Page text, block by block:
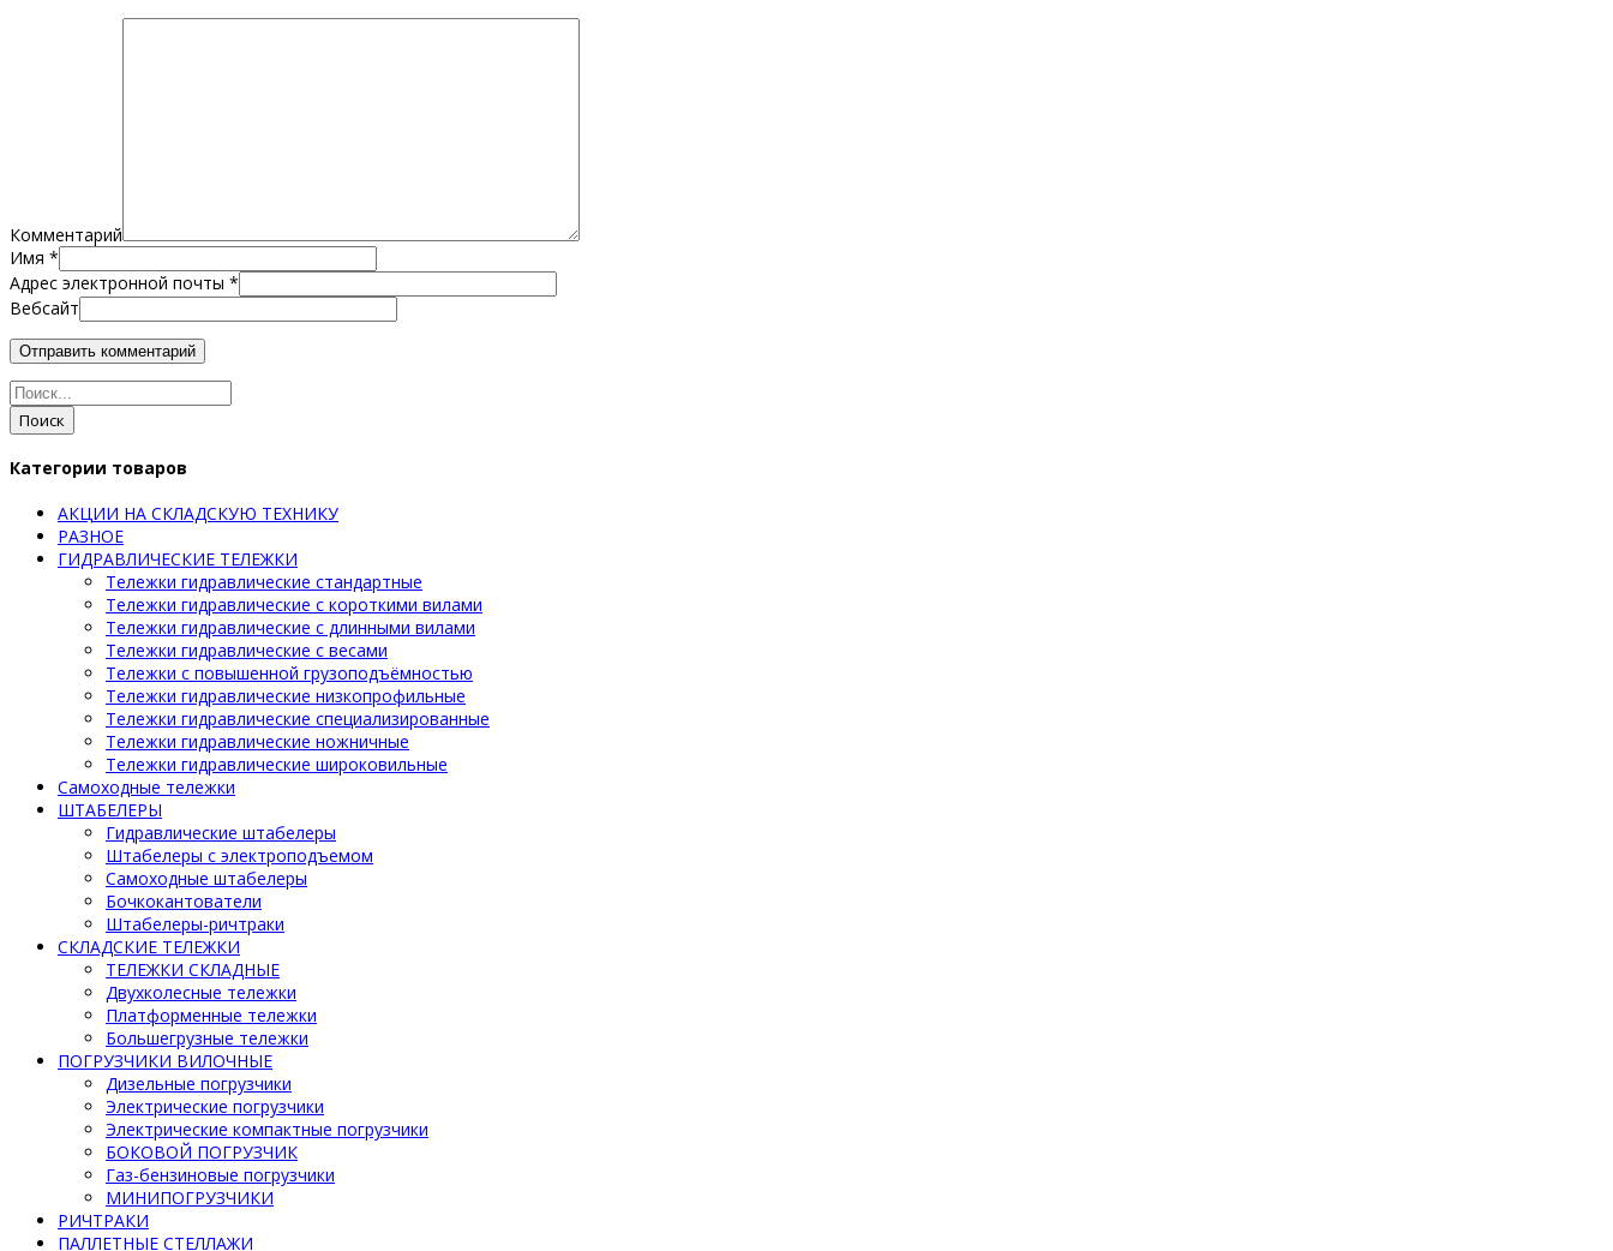
Комментарий
Имя *
Адрес электронной почты *
Вебсайт
Поиск
Категории товаров
АКЦИИ НА СКЛАДСКУЮ ТЕХНИКУ
РАЗНОЕ
ГИДРАВЛИЧЕСКИЕ ТЕЛЕЖКИ
Тележки гидравлические стандартные
Тележки гидравлические с короткими вилами
Тележки гидравлические с длинными вилами
Тележки гидравлические с весами
Тележки с повышенной грузоподъёмностью
Тележки гидравлические низкопрофильные
Тележки гидравлические специализированные
Тележки гидравлические ножничные
Тележки гидравлические широковильные
Самоходные тележки
ШТАБЕЛЕРЫ
Гидравлические штабелеры
Штабелеры с электроподъемом
Самоходные штабелеры
Бочкокантователи
Штабелеры-ричтраки
СКЛАДСКИЕ ТЕЛЕЖКИ
ТЕЛЕЖКИ СКЛАДНЫЕ
Двухколесные тележки
Платформенные тележки
Большегрузные тележки
ПОГРУЗЧИКИ ВИЛОЧНЫЕ
Дизельные погрузчики
Электрические погрузчики
Электрические компактные погрузчики
БОКОВОЙ ПОГРУЗЧИК
Газ-бензиновые погрузчики
МИНИПОГРУЗЧИКИ
РИЧТРАКИ
ПАЛЛЕТНЫЕ СТЕЛЛАЖИ